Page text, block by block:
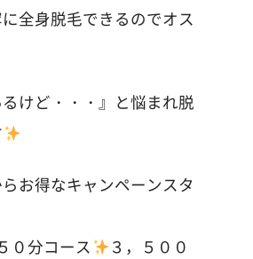
全身脱毛できるのでオス
るけど・・・』と悩まれ脱
お得なキャンペーンスタ
分コース
３，５００